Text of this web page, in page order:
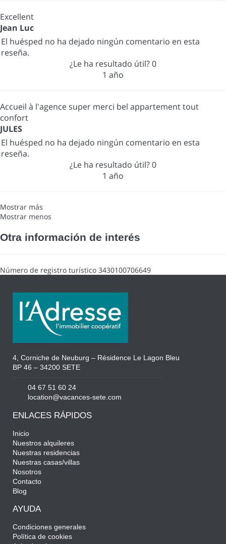
Excellent
Jean Luc
El huésped no ha dejado ningún comentario en esta
reseña.
¿Le ha resultado útil?0
1 año
Accueil à l'agence super merci bel appartement tout
confort
JULES
El huésped no ha dejado ningún comentario en esta
reseña.
¿Le ha resultado útil?0
1 año
Mostrar más
Mostrar menos
Otra información de interés
Número de registro turístico 3430100706649
4, Corniche de Neuburg – Résidence Le Lagon Bleu
BP 46 – 34200 SETE
04 67 51 60 24
location@vacances-sete.com
ENLACES RÁPIDOS
Inicio
Nuestros alquileres
Nuestras residencias
Nuestras casas/villas
Nosotros
Contacto
Blog
AYUDA
Condiciones generales
Política de cookies